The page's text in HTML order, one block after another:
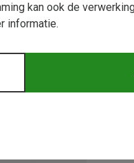
kan ook de
informatie.